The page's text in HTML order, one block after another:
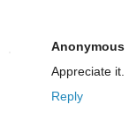
Anonymous
Appreciate it.
Reply